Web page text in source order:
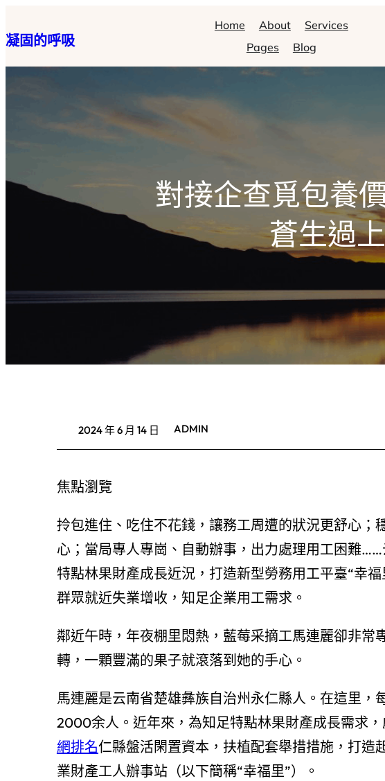
至
主
凝固的呼吸
Home About
Services
Pages
Blog
對接企查覓包養
蒼生過
2024 年 6 月 14 日 ADMIN
焦點瀏覽
拎包進住、吃住不花錢，讓務工周遭的狀況更舒心；
心；當局專人專崗、自動辦事，出力處理用工困難
特點林果財產成長近況，打造新型勞務用工平臺“幸
群眾就近失業增收，知足企業用工需求。
鄰近午時，年夜棚里悶熱，藍莓采摘工馬連麗卻非常
轉，一顆豐滿的果子就滾落到她的手心。
馬連麗是云南省楚雄彝族自治州永仁縣人。在這里，
2000余人。近年來，為知足特點林果財產成長需求
網排名仁縣盤活閑置資本，扶植配套舉措措施，打
業財產工人辦事站（以下簡稱“幸福里”）。